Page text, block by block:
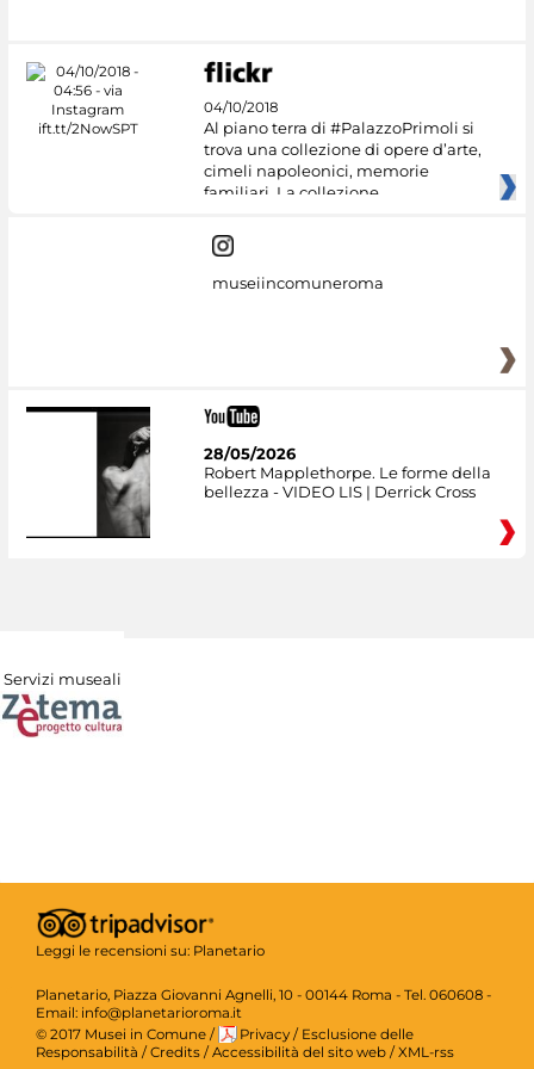
04/10/2018
Al piano terra di #PalazzoPrimoli si
trova una collezione di opere d’arte,
cimeli napoleonici, memorie
familiari. La collezione
museiincomuneroma
28/05/2026
Robert Mapplethorpe. Le forme della
bellezza - VIDEO LIS | Derrick Cross
Servizi museali
Leggi le recensioni su: Planetario
Planetario, Piazza Giovanni Agnelli, 10 - 00144 Roma - Tel. 060608 -
Email: info@planetarioroma.it
© 2017 Musei in Comune / Privacy / Esclusione delle
Responsabilità / Credits / Accessibilità del sito web / XML-rss